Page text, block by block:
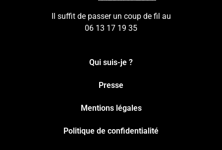
Il suffit de passer un coup de fil au
06 13 17 19 35
Qui suis-je ?
Presse
Mentions légales
Politique de confidentialité